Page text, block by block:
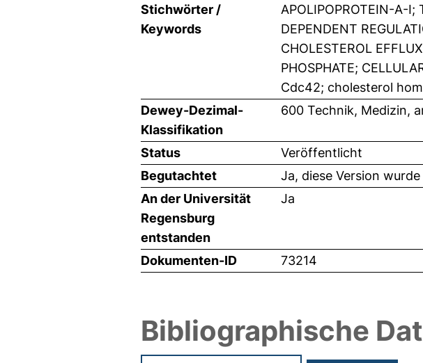
Stichwörter /
Keywords
APOLIPOPROTEIN-A-I;
DEPENDENT
CHOLESTEROL
PHOSPHATE;
Cdc42; cholesterol
Dewey-Dezimal-
Klassifikation
600 Technik, Medizin,
Status
Veröffentlicht
Begutachtet
Ja, diese Version
An der Universität
Regensburg
entstanden
Ja
Dokumenten-ID 73214
Bibliographische